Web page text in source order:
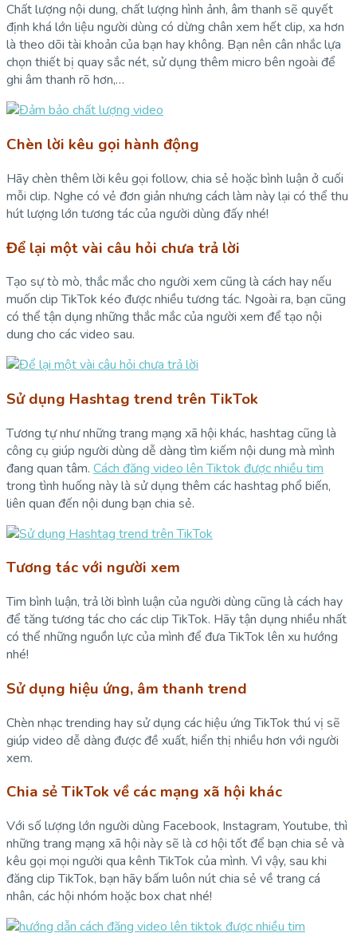
Chất lượng nội dung, chất lượng hình ảnh, âm thanh sẽ quyết
định khá lớn liệu người dùng có dừng chân xem hết clip, xa hơn
là theo dõi tài khoản của bạn hay không. Bạn nên cân nhắc lựa
chọn thiết bị quay sắc nét, sử dụng thêm micro bên ngoài để
ghi âm thanh rõ hơn,…
Chèn lời kêu gọi hành động
Hãy chèn thêm lời kêu gọi follow, chia sẻ hoặc bình luận ở cuối
mỗi clip. Nghe có vẻ đơn giản nhưng cách làm này lại có thể thu
hút lượng lớn tương tác của người dùng đấy nhé!
Để lại một vài câu hỏi chưa trả lời
Tạo sự tò mò, thắc mắc cho người xem cũng là cách hay nếu
muốn clip TikTok kéo được nhiều tương tác. Ngoài ra, bạn cũng
có thể tận dụng những thắc mắc của người xem để tạo nội
dung cho các video sau.
Sử dụng Hashtag trend trên TikTok
Tương tự như những trang mạng xã hội khác, hashtag cũng là
công cụ giúp người dùng dễ dàng tìm kiếm nội dung mà mình
đang quan tâm. Cách đăng video lên Tiktok được nhiều tim
trong tình huống này là sử dụng thêm các hashtag phổ biến,
liên quan đến nội dung bạn chia sẻ.
Tương tác với người xem
Tim bình luận, trả lời bình luận của người dùng cũng là cách hay
để tăng tương tác cho các clip TikTok. Hãy tận dụng nhiều nhất
có thể những nguồn lực của mình để đưa TikTok lên xu hướng
nhé!
Sử dụng hiệu ứng, âm thanh trend
Chèn nhạc trending hay sử dụng các hiệu ứng TikTok thú vị sẽ
giúp video dễ dàng được đề xuất, hiển thị nhiều hơn với người
xem.
Chia sẻ TikTok về các mạng xã hội khác
Với số lượng lớn người dùng Facebook, Instagram, Youtube, thì
những trang mạng xã hội này sẽ là cơ hội tốt để bạn chia sẻ và
kêu gọi mọi người qua kênh TikTok của mình. Vì vậy, sau khi
đăng clip TikTok, bạn hãy bấm luôn nút chia sẻ về trang cá
nhân, các hội nhóm hoặc box chat nhé!